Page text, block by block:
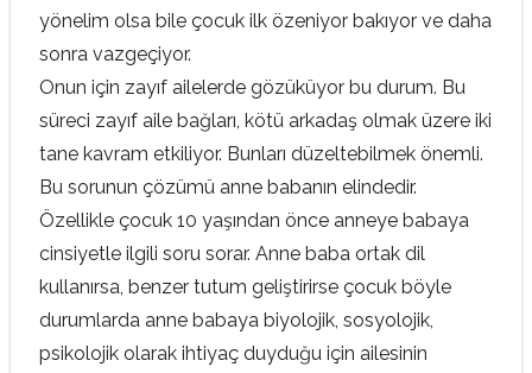
yönelim olsa bile çocuk ilk özeniyor bakıyor ve daha
sonra vazgeçiyor.
Onun için zayıf ailelerde gözüküyor bu durum. Bu
süreci zayıf aile bağları, kötü arkadaş olmak üzere iki
tane kavram etkiliyor. Bunları düzeltebilmek önemli.
Bu sorunun çözümü anne babanın elindedir.
Özellikle çocuk 10 yaşından önce anneye babaya
cinsiyetle ilgili soru sorar. Anne baba ortak dil
kullanırsa, benzer tutum geliştirirse çocuk böyle
durumlarda anne babaya biyolojik, sosyolojik,
psikolojik olarak ihtiyaç duyduğu için ailesinin